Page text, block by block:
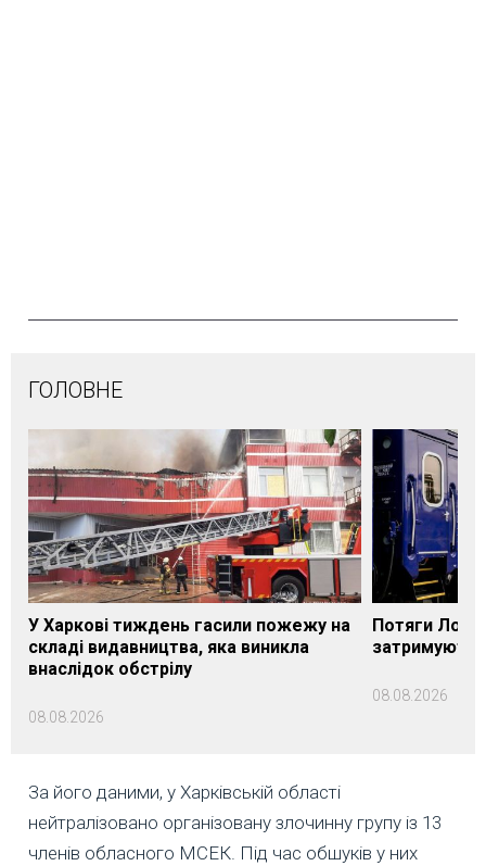
ГОЛОВНЕ
У Харкові тиждень гасили пожежу на
складі видавництва, яка виникла
внаслідок обстрілу
08.08.2026
Потяги
08.08.2026
За його даними, у Харківській області
нейтралізовано організовану злочинну групу із 13
членів обласного МСЕК. Під час обшуків у них